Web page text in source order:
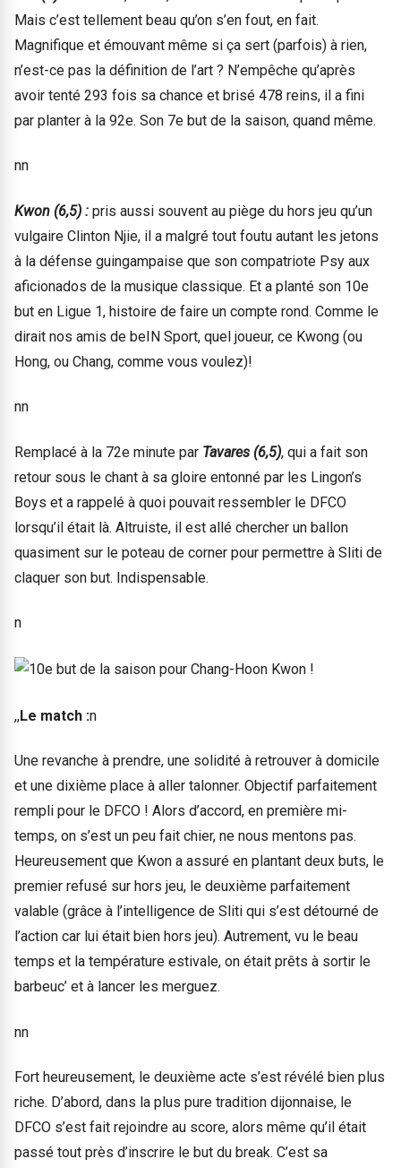
Mais c’est tellement beau qu’on s’en fout, en fait.
Magnifique et émouvant même si ça sert (parfois) à rien,
n’est-ce pas la définition de l’art ? N’empêche qu’après
avoir tenté 293 fois sa chance et brisé 478 reins, il a fini
par planter à la 92e. Son 7e but de la saison, quand même.
nn
Kwon (6,5) : pris aussi souvent au piège du hors jeu qu’un
vulgaire Clinton Njie, il a malgré tout foutu autant les jetons
à la défense guingampaise que son compatriote Psy aux
aficionados de la musique classique. Et a planté son 10e
but en Ligue 1, histoire de faire un compte rond. Comme le
dirait nos amis de beIN Sport, quel joueur, ce Kwong (ou
Hong, ou Chang, comme vous voulez)!
nn
Remplacé à la 72e minute par Tavares (6,5), qui a fait son
retour sous le chant à sa gloire entonné par les Lingon’s
Boys et a rappelé à quoi pouvait ressembler le DFCO
lorsqu’il était là. Altruiste, il est allé chercher un ballon
quasiment sur le poteau de corner pour permettre à Sliti de
claquer son but. Indispensable.
n
,,Le match :n
Une revanche à prendre, une solidité à retrouver à domicile
et une dixième place à aller talonner. Objectif parfaitement
rempli pour le DFCO ! Alors d’accord, en première mi-
temps, on s’est un peu fait chier, ne nous mentons pas.
Heureusement que Kwon a assuré en plantant deux buts, le
premier refusé sur hors jeu, le deuxième parfaitement
valable (grâce à l’intelligence de Sliti qui s’est détourné de
l’action car lui était bien hors jeu). Autrement, vu le beau
temps et la température estivale, on était prêts à sortir le
barbeuc’ et à lancer les merguez.
nn
Fort heureusement, le deuxième acte s’est révélé bien plus
riche. D’abord, dans la plus pure tradition dijonnaise, le
DFCO s’est fait rejoindre au score, alors même qu’il était
passé tout près d’inscrire le but du break. C’est sa